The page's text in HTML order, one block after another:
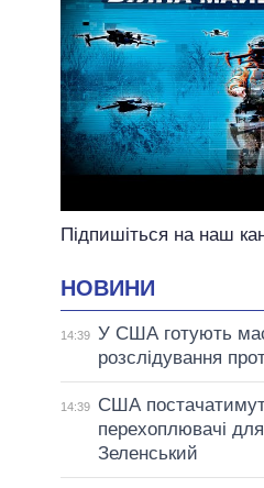
Підпишіться на наш
НОВИНИ
14:39 У США готують
розслідування
14:39
США
перехоплювачі
Зеленський